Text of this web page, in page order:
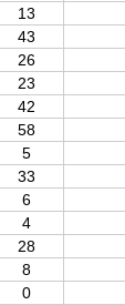
13
43
26
23
42
58
5
33
6
4
28
8
0